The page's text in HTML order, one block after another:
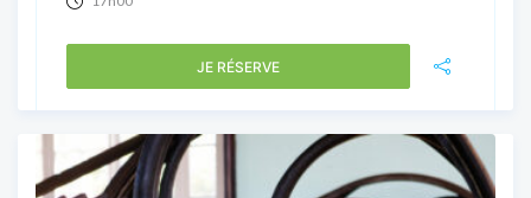
JE RÉSERVE